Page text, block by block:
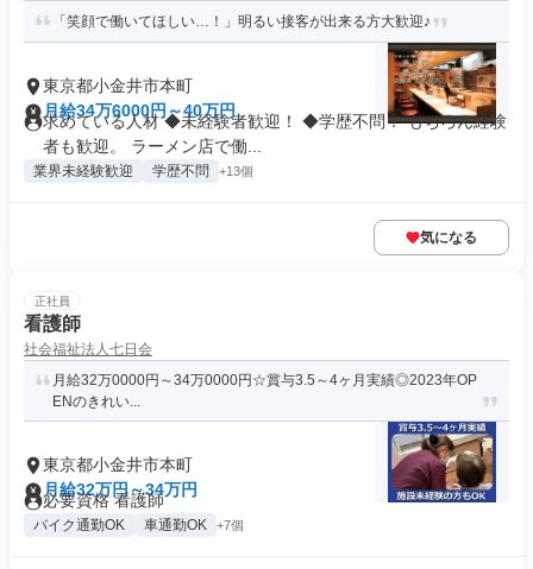
「笑顔で働いてほしい…！」明るい接客が出来る方大歓迎♪
東京都小金井市本町
月給34万6000円～40万円
求めている人材 ◆未経験者歓迎！ ◆学歴不問！ もちろん経験
者も歓迎。 ラーメン店で働...
業界未経験歓迎 学歴不問 +13個
気になる
正社員
看護師
社会福祉法人七日会
月給32万0000円～34万0000円☆賞与3.5～4ヶ月実績◎2023年OP
ENのきれい...
東京都小金井市本町
月給32万円～34万円
必要資格 看護師
バイク通勤OK 車通勤OK +7個